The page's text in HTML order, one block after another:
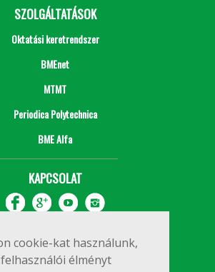
cookie-kat használunk,
élményt
SZOLGÁLTATÁSOK
Oktatási keretrendszer
BMEnet
MTMT
Periodica Polytechnica
BME Alfa
KAPCSOLAT